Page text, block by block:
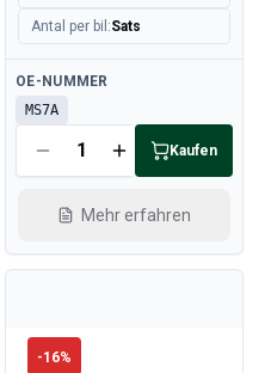
Antal per bil :Sats
Verfügbar
OE-NUMMER
MS7A
Kaufen
Mehr erfahren
-16%